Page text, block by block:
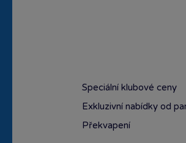
Speciální klubové ceny
Exkluzivní nabídky od
Překvapení